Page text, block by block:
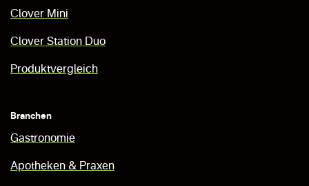
Clover Mini
Clover Station Duo
Produktvergleich
Branchen
Gastronomie
Apotheken & Praxen